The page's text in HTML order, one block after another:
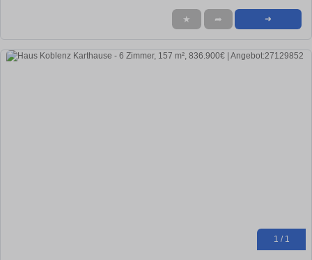
★ ➦ ➜
1 / 1